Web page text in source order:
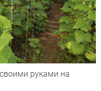
руками на